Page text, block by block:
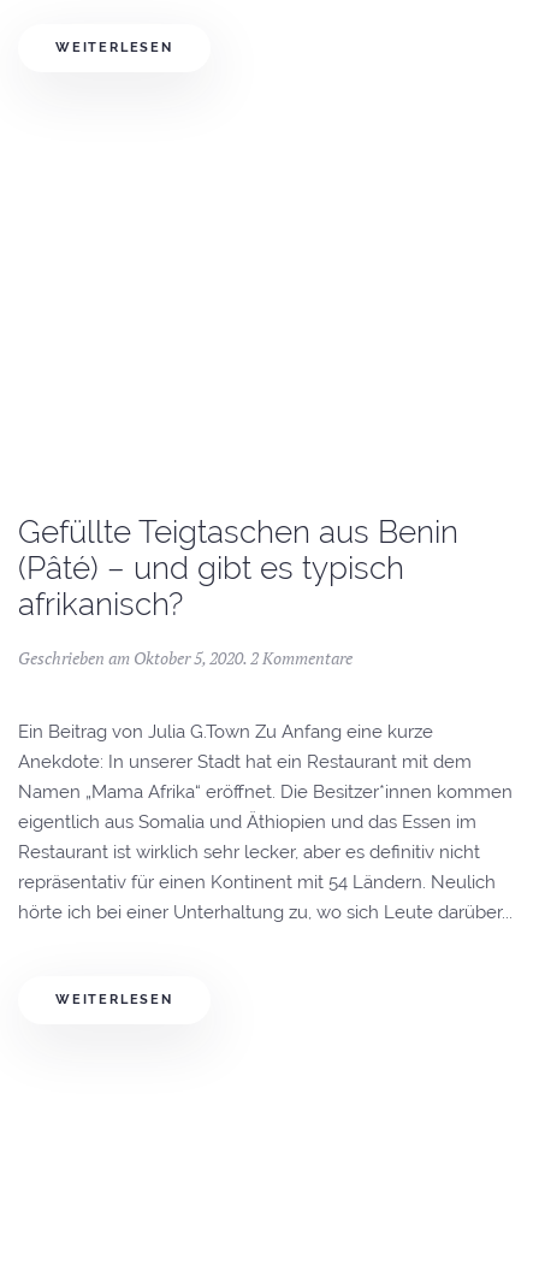
WEITERLESEN
Gefüllte Teigtaschen aus Benin
(Pâté) – und gibt es typisch
afrikanisch?
Geschrieben am Oktober 5, 2020. 2 Kommentare
Ein Beitrag von Julia G.Town Zu Anfang eine kurze
Anekdote: In unserer Stadt hat ein Restaurant mit dem
Namen „Mama Afrika“ eröffnet. Die Besitzer*innen kommen
eigentlich aus Somalia und Äthiopien und das Essen im
Restaurant ist wirklich sehr lecker, aber es definitiv nicht
repräsentativ für einen Kontinent mit 54 Ländern. Neulich
hörte ich bei einer Unterhaltung zu, wo sich Leute darüber...
WEITERLESEN